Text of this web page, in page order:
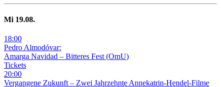
Mi 19.08.
18:00
Pedro Almodóvar:
Amarga Navidad – Bitteres Fest (OmU)
Tickets
20:00
Vergangene Zukunft – Zwei Jahrzehnte Annekatrin-Hendel-Filme